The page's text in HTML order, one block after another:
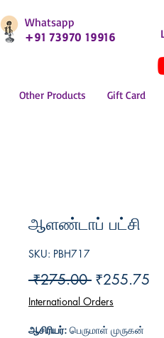
Whatsapp
+91 73970 19916
Other Products Gift Card
ஆளண்டாப் பட்சி
SKU: PBH717
₹275.00 Regular
Price
₹255.75
International Orders
ஆசிரியர்: பெருமாள் முருகன்